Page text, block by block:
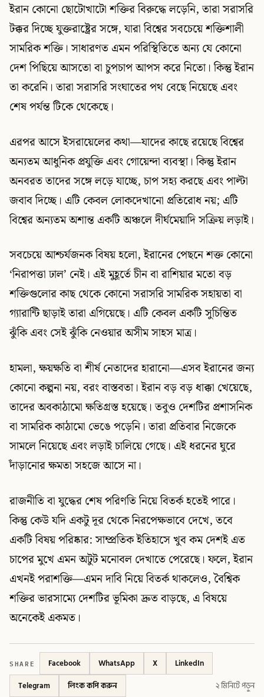
ইরান কোনো ছোটোখাটো শক্তির বিরুদ্ধে লড়েনি, তারা সরাসরি
টক্কর দিচ্ছে যুক্তরাষ্ট্রের সঙ্গে, যারা বিশ্বের সবচেয়ে শক্তিশালী
সামরিক শক্তি। সাধারণত এমন পরিস্থিতিতে অন্য যে কোনো
দেশ পিছিয়ে আসতো বা চুপচাপ আপস করে নিতো। কিন্তু ইরান
তা করেনি। তারা সরাসরি সংঘাতের পথ বেছে নিয়েছে এবং
শেষ পর্যন্ত টিকে থেকেছে।
এরপর আসে ইসরায়েলের কথা—যাদের কাছে রয়েছে বিশ্বের
অন্যতম আধুনিক প্রযুক্তি এবং গোয়েন্দা ব্যবস্থা। কিন্তু ইরান
অনবরত তাদের সঙ্গে লড়ে যাচ্ছে, চাপ সহ্য করছে এবং পাল্টা
জবাব দিচ্ছে। এটি কেবল লোকদেখানো প্রতিরোধ নয়; এটি
বিশ্বের অন্যতম অশান্ত একটি অঞ্চলে দীর্ঘমেয়াদি সক্রিয় লড়াই।
সবচেয়ে আশ্চর্যজনক বিষয় হলো, ইরানের পেছনে শক্ত কোনো
‘নিরাপত্তা ঢাল’ নেই। এই মুহূর্তে চীন বা রাশিয়ার মতো বড়
শক্তিগুলোর কাছ থেকে কোনো সরাসরি সামরিক সহায়তা বা
গ্যারান্টি ছাড়াই তারা এগিয়েছে। এটি কেবল একটি সুচিন্তিত
ঝুঁকি এবং সেই ঝুঁকি নেওয়ার অসীম সাহস মাত্র।
হামলা, ক্ষয়ক্ষতি বা শীর্ষ নেতাদের হারানো—এসব ইরানের জন্য
কোনো কল্পনা নয়, বরং বাস্তবতা। ইরান বড় বড় ধাক্কা খেয়েছে,
তাদের অবকাঠামো ক্ষতিগ্রস্ত হয়েছে। তবুও দেশটির প্রশাসনিক
বা সামরিক কাঠামো ভেঙে পড়েনি। তারা প্রতিবার নিজেকে
সামলে নিয়েছে এবং লড়াই চালিয়ে গেছে। এই ধরনের ঘুরে
দাঁড়ানোর ক্ষমতা সহজে আসে না।
রাজনীতি বা যুদ্ধের শেষ পরিণতি নিয়ে বিতর্ক হতেই পারে।
কিন্তু কেউ যদি একটু দূর থেকে নিরপেক্ষভাবে দেখে, তবে
একটি বিষয় পরিষ্কার: সাম্প্রতিক ইতিহাসে খুব কম দেশই এত
চাপের মুখে এমন অটুট মনোবল দেখাতে পেরেছে। ফলে, ইরান
এখনই পরাশক্তি—এমন দাবি নিয়ে বিতর্ক থাকলেও, বৈশ্বিক
শক্তির ভারসাম্যে দেশটির ভূমিকা দ্রুত বাড়ছে, এ বিষয়ে
অনেকেই একমত।
SHARE Facebook WhatsApp X
LinkedIn
Telegram
লিংক কপি করুন ২ মিনিটে পড়ুন